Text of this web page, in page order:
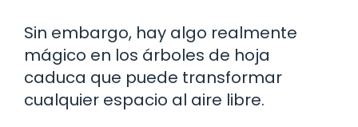
Sin embargo, hay algo realmente
mágico en los árboles de hoja
caduca que puede transformar
cualquier espacio al aire libre.